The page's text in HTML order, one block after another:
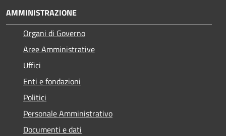
AMMINISTRAZIONE
Organi di Governo
Aree Amministrative
Uffici
Enti e fondazioni
Politici
Personale Amministrativo
Documenti e dati